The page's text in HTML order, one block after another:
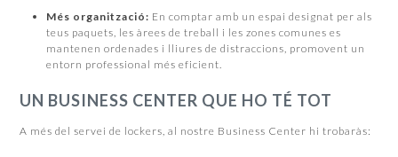
Més organització: En comptar amb un espai designat per als
teus paquets, les àrees de treball i les zones comunes es
mantenen ordenades i lliures de distraccions, promovent un
entorn professional més eficient.
UN BUSINESS CENTER QUE HO TÉ TOT
A més del servei de lockers, al nostre Business Center hi trobaràs: